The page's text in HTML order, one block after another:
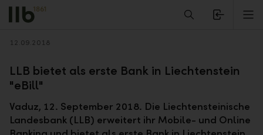
Alerts.Headline
Zurück
12.09.2018
LLB bietet als erste Bank in Liechtenstein
"eBill"
Vaduz, 12. September 2018. Die Liechtensteinische
Landesbank (LLB) erweitert ihr Mobile- und Online